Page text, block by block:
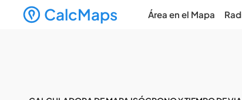
CalcMaps Área en el Mapa